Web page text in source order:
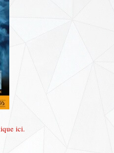
ici.